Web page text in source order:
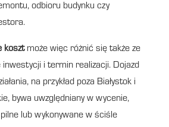
odbioru budynku czy
kosztmoże więc różnić się także ze
inwestycji i termin realizacji. Dojazd
na przykład poza Białystok i
bywa uwzględniany w wycenie,
lub wykonywane w ściśle